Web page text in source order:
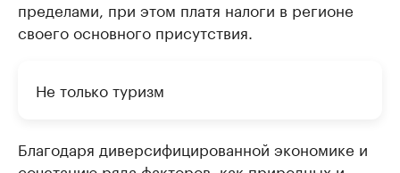
пределами, при этом платя налоги в регионе
своего основного присутствия.
Не только туризм
Благодаря диверсифицированной экономике и